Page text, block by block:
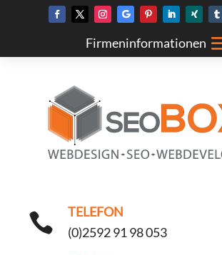

TELEFON
(0)2592 91 98 053